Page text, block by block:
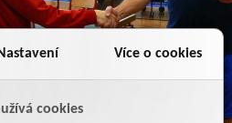
Více o cookies
cookies